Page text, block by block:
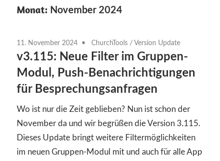
Monat: November 2024
11. November 2024 ChurchTools / Version Update
v3.115: Neue Filter im Gruppen-
Modul, Push-Benachrichtigungen
für Besprechungsanfragen
Wo ist nur die Zeit geblieben? Nun ist schon der
November da und wir begrüßen die Version 3.115.
Dieses Update bringt weitere Filtermöglichkeiten
im neuen Gruppen-Modul mit und auch für alle App